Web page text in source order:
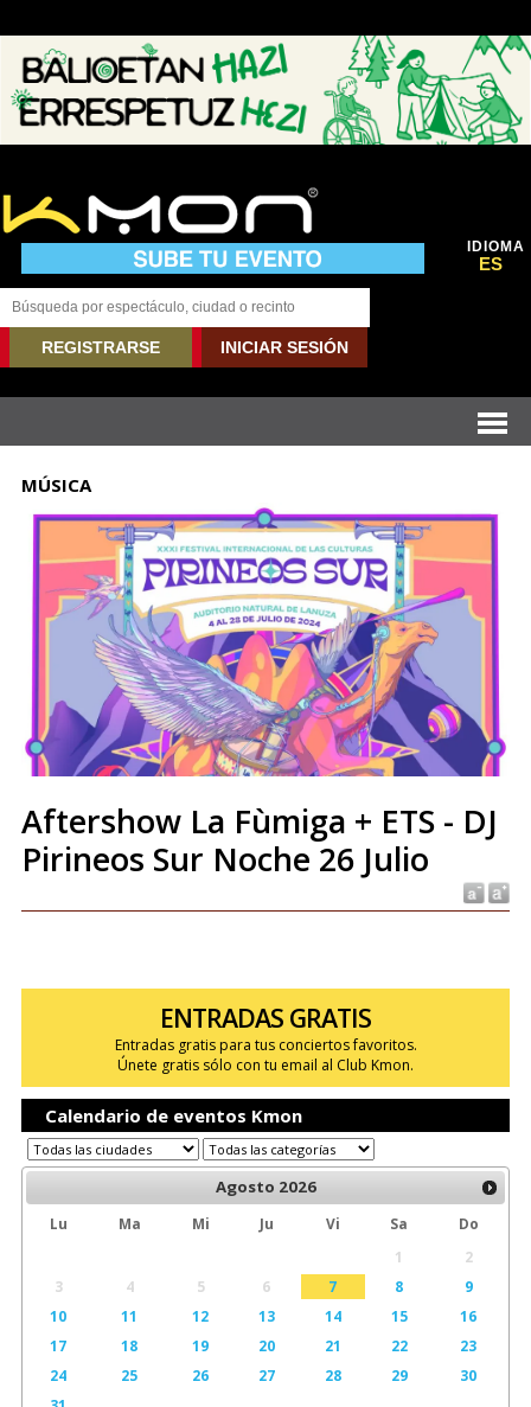
IDIOMA
ES
REGISTRARSE INICIAR SESIÓN
MÚSICA
Aftershow La Fùmiga + ETS - DJ
Pirineos Sur Noche 26 Julio
ENTRADAS GRATIS
Entradas gratis para tus conciertos favoritos.
Únete gratis sólo con tu email al Club Kmon.
Calendario de eventos Kmon
Agosto 2026
Lu Ma Mi Ju Vi Sa
Do
1
2
3
4 5 6 7 8
9
10
11 12 13 14 15
16
17
18 19 20 21 22
23
24
25 26 27 28 29
30